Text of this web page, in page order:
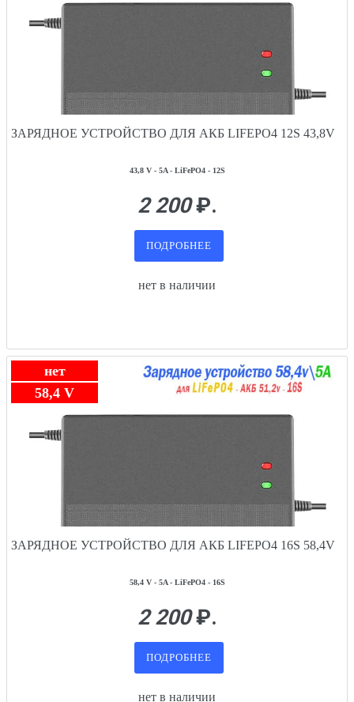
ЗАРЯДНОЕ УСТРОЙСТВО ДЛЯ АКБ LIFEPO4 12S 43,8V
43,8 V - 5A - LiFePO4 - 12S
2 200₽.
ПОДРОБНЕЕ
нет в наличии
нет
58,4 V
ЗАРЯДНОЕ УСТРОЙСТВО ДЛЯ АКБ LIFEPO4 16S 58,4V
58,4 V - 5A - LiFePO4 - 16S
2 200₽.
ПОДРОБНЕЕ
нет в наличии